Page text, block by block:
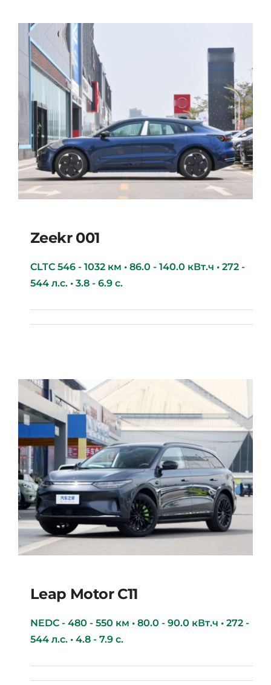
Zeekr 001
Zeekr 001
CLTC 546 - 1032 км • 86.0 - 140.0 кВт.ч • 272 -
544 л.с. • 3.8 - 6.9 с.
Leap Motor С11
Leap Motor С11
NEDC - 480 - 550 км • 80.0 - 90.0 кВт.ч • 272 -
544 л.с. • 4.8 - 7.9 с.